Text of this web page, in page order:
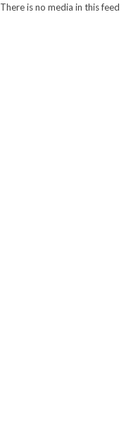
There is no media in this feed